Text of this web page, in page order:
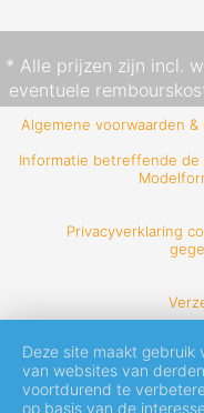
* Alle prijzen zijn incl.
eventuele
Algemene voorwaarden &
Informatie betreffende
Privacyverklaring
Deze site maakt gebruik
van websites van
voortdurend te
op basis van de